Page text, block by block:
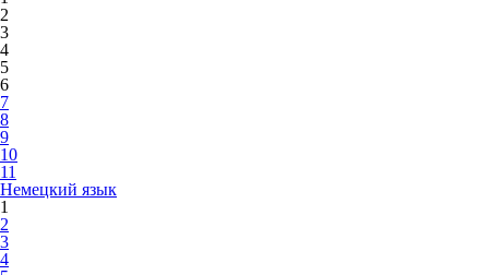
2
3
4
5
6
7
8
9
10
11
Немецкий язык
1
2
3
4